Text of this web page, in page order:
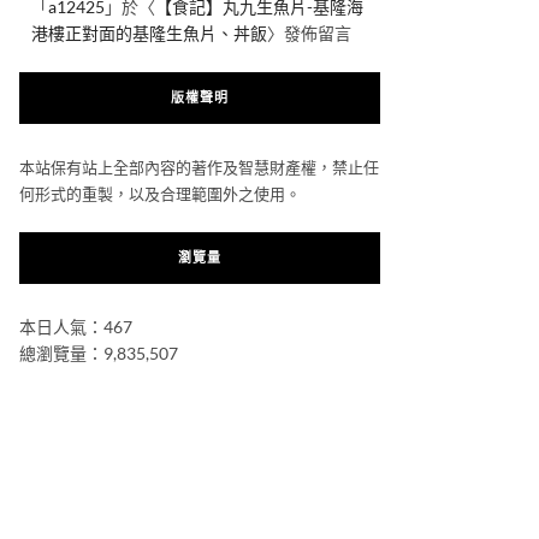
「a12425 」於〈 【食記】丸九生魚片-基隆海
港樓正對面的基隆生魚片、丼飯〉發佈留言
版權聲明
本站保有站上全部內容的著作及智慧財產權，禁止任
何形式的重製，以及合理範圍外之使用。
瀏覽量
本日人氣：467
總瀏覽量：9,835,507